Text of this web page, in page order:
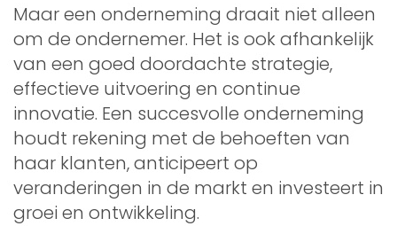
Maar een onderneming draait niet alleen
om de ondernemer. Het is ook afhankelijk
van een goed doordachte strategie,
effectieve uitvoering en continue
innovatie. Een succesvolle onderneming
houdt rekening met de behoeften van
haar klanten, anticipeert op
veranderingen in de markt en investeert in
groei en ontwikkeling.